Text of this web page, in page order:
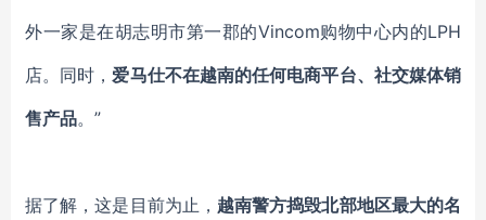
外一家是在胡志明市第一郡的Vincom购物中心内的LPH
店。同时，爱马仕不在越南的任何电商平台、社交媒体销
售产品。”
据了解，这是目前为止， 越南警方捣毁北部地区最大的名